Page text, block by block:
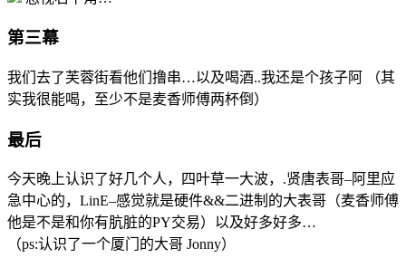
第三幕
我们去了芙蓉街看他们撸串…以及喝酒..我还是个孩子阿 （其
实我很能喝，至少不是麦香师傅两杯倒）
最后
今天晚上认识了好几个人，四叶草一大波，.贤唐表哥–阿里应
急中心的，LinE–感觉就是硬件&&二进制的大表哥（麦香师傅
他是不是和你有肮脏的PY交易）以及好多好多…
（ps:认识了一个厦门的大哥 Jonny）